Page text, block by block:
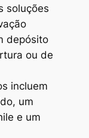
soluções
depósito
ou de
incluem
um
e um